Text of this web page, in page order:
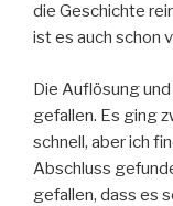
die Geschichte
ist es auch schon
Die Auflösung
gefallen. Es ging
schnell, aber ich
Abschluss
gefallen, dass es